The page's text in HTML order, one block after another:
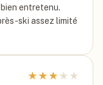
entretenu.
ski assez limité
★ ★ ★ ★ ★